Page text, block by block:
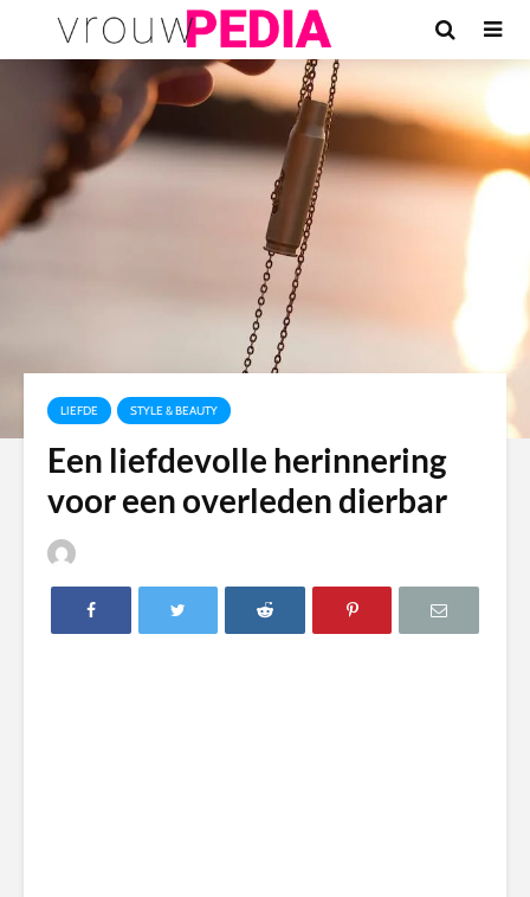
LIEFDE STYLE & BEAUTY
Een liefdevolle herinnering
voor een overleden dierbar